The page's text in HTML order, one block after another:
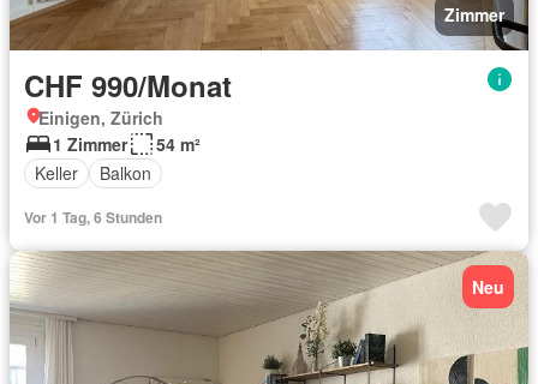
Zimmer
CHF 990/Monat
Einigen, Zürich
1 Zimmer
54 m²
Keller
Balkon
Vor 1 Tag, 6 Stunden
Neu